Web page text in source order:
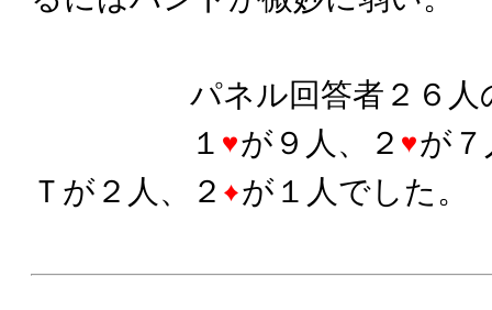
パネル回答者２６人の
１
が９人、２
が
Ｔが２人、２
が１人でした。